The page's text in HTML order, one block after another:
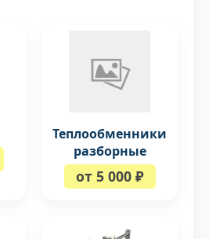
Теплообменники
разборные
от 5 000 ₽